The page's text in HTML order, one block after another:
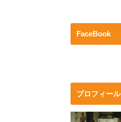
FaceBook
プロフィール